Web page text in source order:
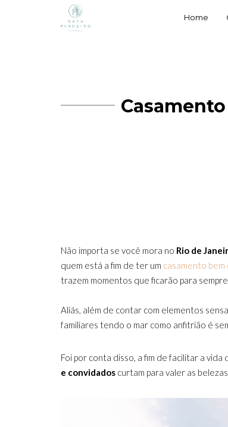
Home
Não importa se você mora no Rio de
quem está a fim de ter um casamento
trazem momentos que ficarão para
Aliás, além de contar com elementos
familiares tendo o mar como anfitrião é
Foi por conta disso, a fim de facilitar a vida
e convidados curtam para valer as